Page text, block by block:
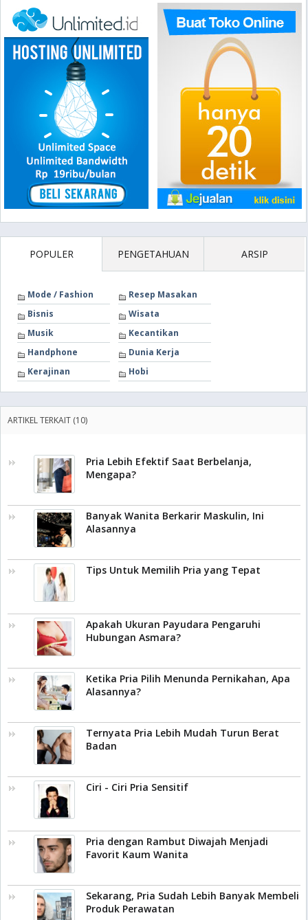
POPULER PENGETAHUAN ARSIP
Mode / Fashion
Resep Masakan
Bisnis
Wisata
Musik
Kecantikan
Handphone
Dunia Kerja
Kerajinan
Hobi
ARTIKEL TERKAIT (10)
Pria Lebih Efektif Saat Berbelanja,
Mengapa?
Banyak Wanita Berkarir Maskulin, Ini
Alasannya
Tips Untuk Memilih Pria yang Tepat
Apakah Ukuran Payudara Pengaruhi
Hubungan Asmara?
Ketika Pria Pilih Menunda Pernikahan, Apa
Alasannya?
Ternyata Pria Lebih Mudah Turun Berat
Badan
Ciri - Ciri Pria Sensitif
Pria dengan Rambut Diwajah Menjadi
Favorit Kaum Wanita
Sekarang, Pria Sudah Lebih Banyak Membeli
Produk Perawatan